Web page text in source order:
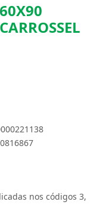
nos códigos 3,